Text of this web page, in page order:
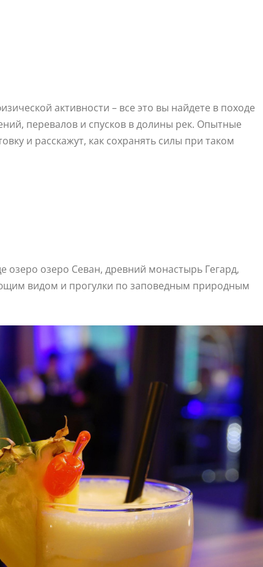
активности – все это вы найдете в походе
перевалов и спусков в долины рек. Опытные
и расскажут, как сохранять силы при таком
озеро озеро Севан, древний монастырь Гегард,
видом и прогулки по заповедным природным